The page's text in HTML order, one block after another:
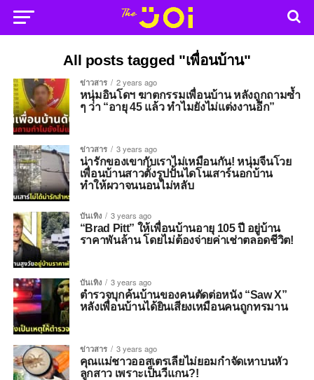
All posts tagged "เพื่อนบ้าน"
ข่าวสาร 2 years ago
หนุ่มอินโดฯ ฆาตกรรมเพื่อนบ้าน หลังถูกถามซ้ำ
ๆ ว่า “อายุ 45 แล้ว ทำไมยังไม่แต่งงานอีก”
ข่าวสาร 3 years ago
น่ารักของเขากับเราไม่เหมือนกัน! หนุ่มจีนโวย
เพื่อนบ้านสาวตั้งรูปปั้นไดโนเสาร์นอกบ้าน
ทำให้ผวาจนนอนไม่หลับ
บันเทิง 3 years ago
“Brad Pitt” ให้เพื่อนบ้านอายุ 105 ปี อยู่บ้าน
ราคาพันล้าน โดยไม่ต้องจ่ายค่าเช่าตลอดชีวิต!
บันเทิง 3 years ago
ตำรวจบุกค้นบ้านของคนตัดต่อหนัง “Saw X”
หลังเพื่อนบ้านได้ยินเสียงเหมือนคนถูกทรมาน
ข่าวสาร 3 years ago
คุณแม่ชาวออสเตรเลียไม่ยอมกำจัดเหาบนหัว
ลูกสาว เพราะเป็นวีแกน?!